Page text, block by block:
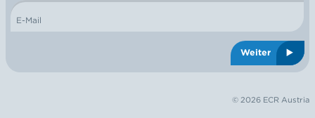
E-Mail
Weiter
© 2026 ECR Austria